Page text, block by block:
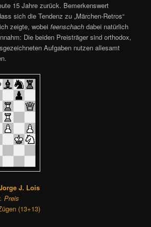
15 Jahre zurück. Bemerkenswert
sich die Tendenz zu „Märchen-Retros“
zeigte, wobeifeenschach dabei natürlich
Die beiden Preisträger sind orthodox,
Aufgaben nutzen allesamt
J. Lois
Preis
(13+13)